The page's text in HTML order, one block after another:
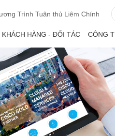
Trình Tuân thủ Liêm Chính
KHÁCH HÀNG - ĐỐI TÁC CÔNG